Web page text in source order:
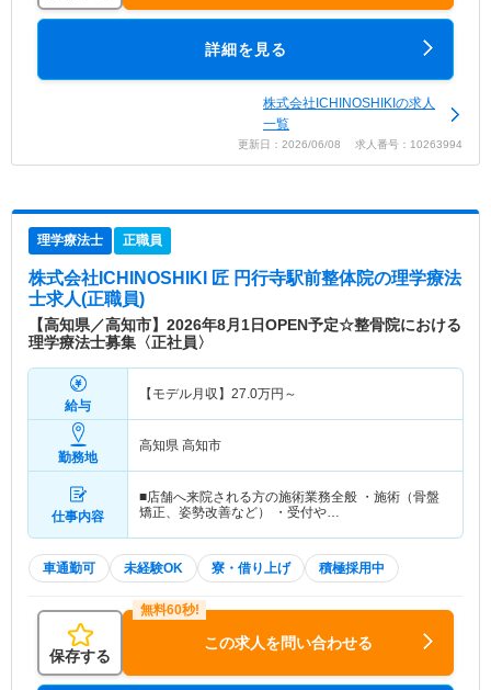
詳細を見る
株式会社ICHINOSHIKIの求人
一覧
更新日：2026/06/08 求人番号：10263994
理学療法士 正職員
株式会社ICHINOSHIKI 匠 円行寺駅前整体院の理学療法
士求人(正職員)
【高知県／高知市】2026年8月1日OPEN予定☆整骨院における
理学療法士募集〈正社員〉
給与
【モデル月収】 27.0万円～
勤務地
高知県 高知市
仕事内容
■店舗へ来院される方の施術業務全般 ・施術（骨盤
矯正、姿勢改善など） ・受付や…
車通勤可 未経験OK 寮・借り上げ 積極採用中
保存する
この求人を問い合わせる